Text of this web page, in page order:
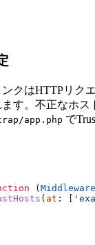
クはHTTPリク
す。不正なホス
app.php で
( Middleware
( at : [